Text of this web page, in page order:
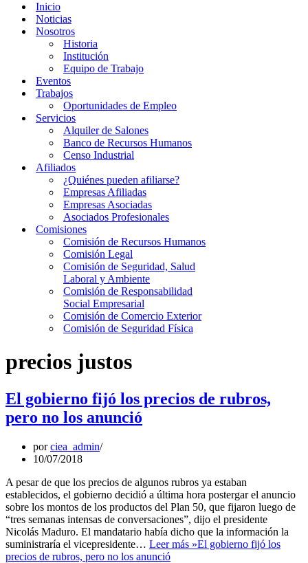
Inicio
Noticias
Nosotros
Historia
Institución
Equipo de Trabajo
Eventos
Trabajos
Oportunidades de Empleo
Servicios
Alquiler de Salones
Banco de Recursos Humanos
Censo Industrial
Afiliados
¿Quiénes pueden afiliarse?
Empresas Afiliadas
Empresas Asociadas
Asociados Profesionales
Comisiones
Comisión de Recursos Humanos
Comisión Legal
Comisión de Seguridad, Salud
Laboral y Ambiente
Comisión de Responsabilidad
Social Empresarial
Comisión de Comercio Exterior
Comisión de Seguridad Física
precios justos
El gobierno fijó los precios de rubros,
pero no los anunció
porciea_admin
10/07/2018
A pesar de que los precios de algunos rubros ya estaban
establecidos, el gobierno decidió a última hora postergar el anuncio
sobre los montos de los productos del Plan 50, que fijaron luego de
“tres semanas intensas de conversaciones”, dijo el presidente
Nicolás Maduro. El mandatario había dicho que la información la
suministraría el vicepresidente… Leer más »El gobierno fijó los
precios de rubros, pero no los anunció